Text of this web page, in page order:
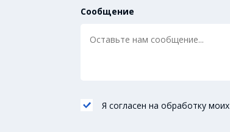
Сообщение
Я согласен на обработку